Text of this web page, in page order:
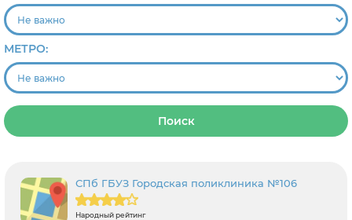
МЕТРО:
Поиск
СПб ГБУЗ Городская поликлиника №106
Народный рейтинг